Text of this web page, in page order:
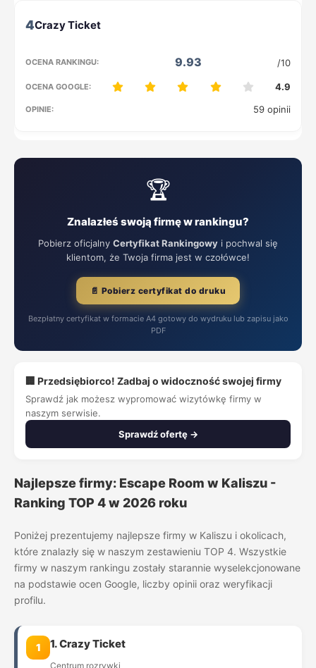
4
9.93 /10
4.9
59 opinii
🏆
Znalazłeś swoją firmę w rankingu?
Pobierz oficjalny Certyfikat Rankingowy i pochwal się
klientom, że Twoja firma jest w czołówce!
📄 Pobierz certyfikat do druku
Bezpłatny certyfikat w formacie A4 gotowy do wydruku lub zapisu jako
PDF
🏢 Przedsiębiorco! Zadbaj o widoczność swojej firmy
Sprawdź jak możesz wypromować wizytówkę firmy w
naszym serwisie.
Sprawdź ofertę →
Najlepsze firmy: Escape Room w Kaliszu -
Ranking TOP 4 w 2026 roku
Poniżej prezentujemy najlepsze firmy w Kaliszu i okolicach,
które znalazły się w naszym zestawieniu TOP 4. Wszystkie
firmy w naszym rankingu zostały starannie wyselekcjonowane
na podstawie ocen Google, liczby opinii oraz weryfikacji
profilu.
1 1. Crazy Ticket
Centrum rozrywki